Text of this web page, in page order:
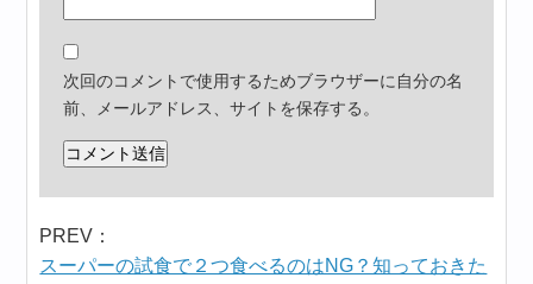
次回のコメントで使用するためブラウザーに自分の名
前、メールアドレス、サイトを保存する。
PREV：
スーパーの試食で２つ食べるのはNG？知っておきた